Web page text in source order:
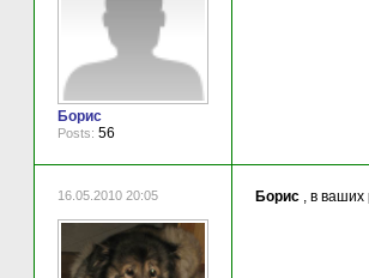
Борис
Posts: 56
16.05.2010 20:05 Борис , в ваших